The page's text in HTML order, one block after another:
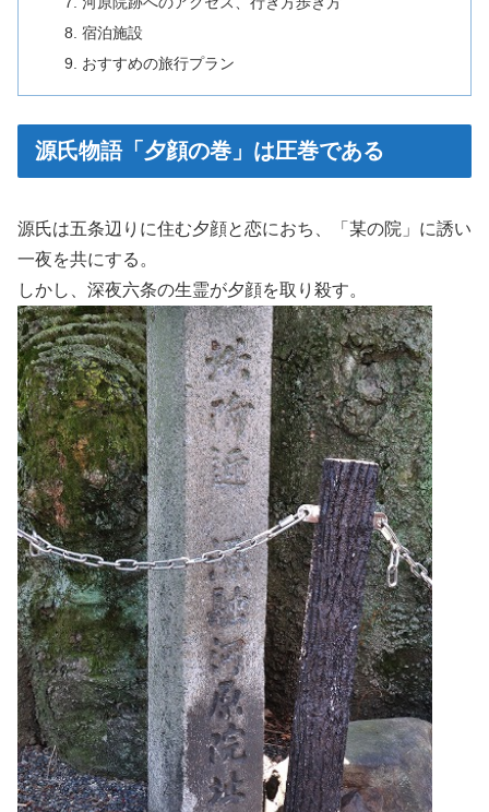
宿泊施設
おすすめの旅行プラン
源氏物語「夕顔の巻」は圧巻である
源氏は五条辺りに住む夕顔と恋におち、「某の院」に誘い
一夜を共にする。
しかし、深夜六条の生霊が夕顔を取り殺す。